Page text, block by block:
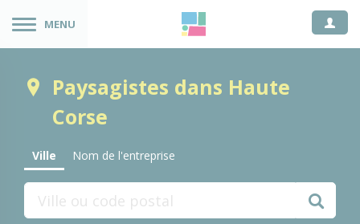
MENU
Paysagistes dans Haute
Corse
Ville Nom de l'entreprise